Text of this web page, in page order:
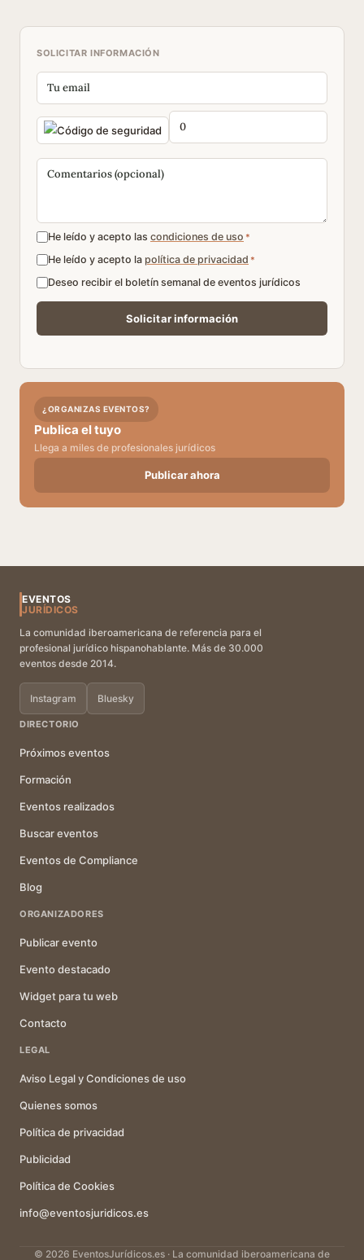
SOLICITAR INFORMACIÓN
He leído y acepto las condiciones de uso *
He leído y acepto la política de privacidad *
Deseo recibir el boletín semanal de eventos jurídicos
¿ORGANIZAS EVENTOS?
Publica el tuyo
Llega a miles de profesionales jurídicos
Publicar ahora
EVENTOS
JURÍDICOS
La comunidad iberoamericana de referencia para el
profesional jurídico hispanohablante. Más de 30.000
eventos desde 2014.
Instagram Bluesky
DIRECTORIO
Próximos eventos
Formación
Eventos realizados
Buscar eventos
Eventos de Compliance
Blog
ORGANIZADORES
Publicar evento
Evento destacado
Widget para tu web
Contacto
LEGAL
Aviso Legal y Condiciones de uso
Quienes somos
Política de privacidad
Publicidad
Política de Cookies
info@eventosjuridicos.es
© 2026 EventosJurídicos.es · La comunidad iberoamericana de